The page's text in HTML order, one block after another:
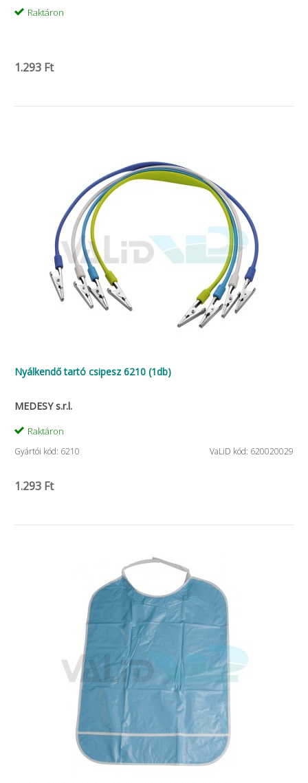
Raktáron
1.293 Ft
Nyálkendő tartó csipesz 6210 (1db)
MEDESY s.r.l.
Raktáron
Gyártói kód: 6210 VaLiD kód: 620020029
1.293 Ft